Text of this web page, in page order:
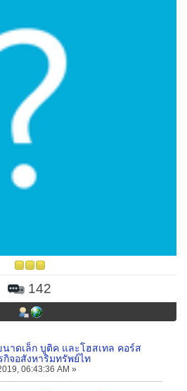
142
าดเล็ก บูติค และโฮสเทล คอร์ส
จอสังหาริมทรัพย์ไท
06:43:36 AM »